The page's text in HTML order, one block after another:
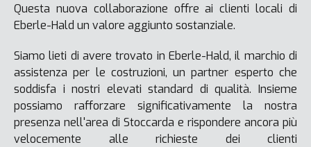
Questa nuova collaborazione offre ai clienti locali di
Eberle-Hald un valore aggiunto sostanziale.
Siamo lieti di avere trovato in Eberle-Hald, il marchio di
assistenza per le costruzioni, un partner esperto che
soddisfa i nostri elevati standard di qualità. Insieme
possiamo rafforzare significativamente la nostra
presenza nell'area di Stoccarda e rispondere ancora più
velocemente alle richieste dei clienti